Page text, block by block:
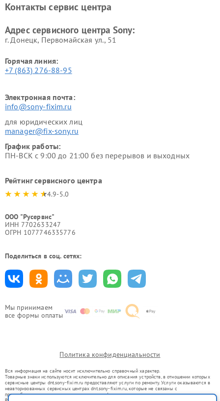
Мы принимаем
все формы оплаты
Контакты сервис центра
Адрес сервисного центра Sony:
г. Донецк, Первомайская ул., 51
Горячая линия:
+7 (863) 276-88-95
Электронная почта:
info@sony-fixim.ru
для юридических лиц
manager@fix-sony.ru
График работы:
ПН-ВСК с 9:00 до 21:00 без перерывов и выходных
Рейтинг сервисного центра
4.9-5.0
ООО "Русервис"
ИНН 7702633247
ОГРН 1077746335776
Поделиться в соц. сетях:
Политика конфиденциальности
Вся информация на сайте носит исключительно справочный характер.
Товарные знаки используются исключительно для описания устройств, в отношении которых
сервисные центры dnt.sony-fixim.ru предоставляют услуги по ремонту. Услуги оказываются в
неавторизованных сервисных центрах dnt.sony-fixim.ru, которые не связаны с
правообладателями товарных знаков или их официальными представителями.